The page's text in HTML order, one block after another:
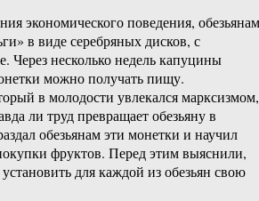
экономического поведения, обезьянам
в виде серебряных дисков, с
Через несколько недель капуцины
можно получать пищу.
в молодости увлекался марксизмом,
ли труд превращает обезьяну в
обезьянам эти монетки и научил
фруктов. Перед этим выяснили,
для каждой из обезьян свою